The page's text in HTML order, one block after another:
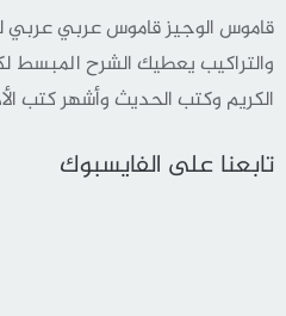
قاموس الوجيز قاموس عربي عربي
والتراكيب يعطيك الشرح المبسط
الكريم وكتب الحديث وأشهر كتب
تابعنا على الفايسبوك